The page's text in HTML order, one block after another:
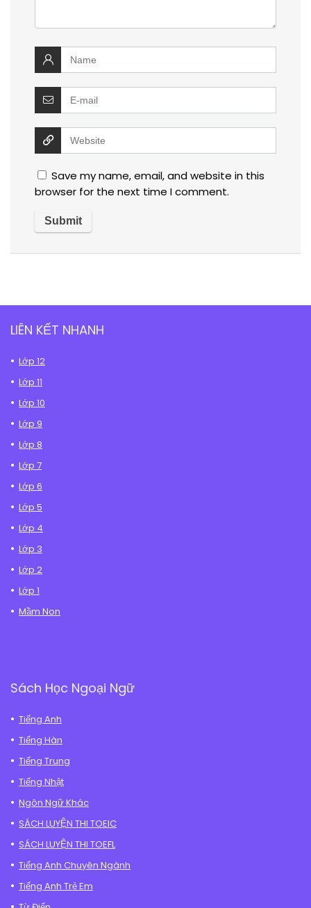
Save my name, email, and website in this
browser for the next time I comment.
LIÊN KẾT NHANH
Lớp 12
Lớp 11
Lớp 10
Lớp 9
Lớp 8
Lớp 7
Lớp 6
Lớp 5
Lớp 4
Lớp 3
Lớp 2
Lớp 1
Mầm Non
Sách Học Ngoại Ngữ
Tiếng Anh
Tiếng Hàn
Tiếng Trung
Tiếng Nhật
Ngôn Ngữ Khác
SÁCH LUYỆN THI TOEIC
SÁCH LUYỆN THI TOEFL
Tiếng Anh Chuyên Ngành
Tiếng Anh Trẻ Em